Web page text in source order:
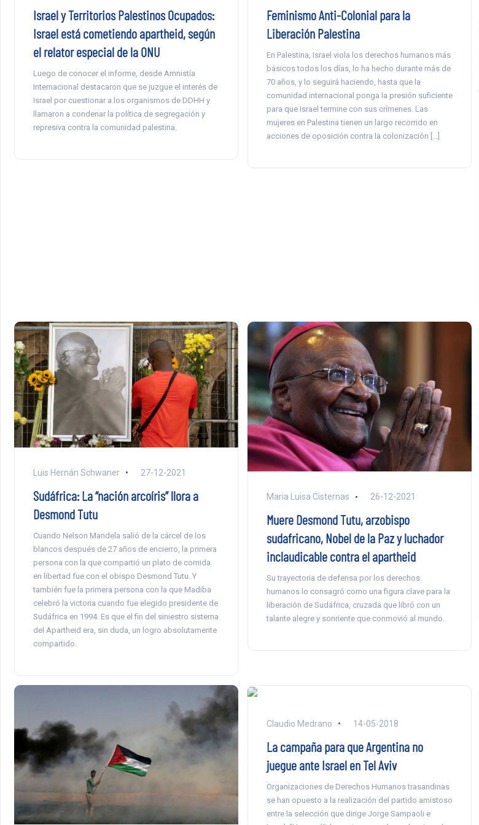
Israel y Territorios Palestinos Ocupados:
Israel está cometiendo apartheid, según
el relator especial de la ONU
Luego de conocer el informe, desde Amnistía
Internacional destacaron que se juzgue el interés de
Israel por cuestionar a los organismos de DDHH y
llamaron a condenar la política de segregación y
represiva contra la comunidad palestina.
Feminismo Anti-Colonial para la
Liberación Palestina
En Palestina, Israel viola los derechos humanos más
básicos todos los días, lo ha hecho durante más de
70 años, y lo seguirá haciendo, hasta que la
comunidad internacional ponga la presión suficiente
para que Israel termine con sus crímenes. Las
mujeres en Palestina tienen un largo recorrido en
acciones de oposición contra la colonización […]
Luis Hernán Schwaner 27-12-2021
Sudáfrica: La “nación arcoíris” llora a
Desmond Tutu
Cuando Nelson Mandela salió de la cárcel de los
blancos después de 27 años de encierro, la primera
persona con la que compartió un plato de comida
en libertad fue con el obispo Desmond Tutu. Y
también fue la primera persona con la que Madiba
celebró la victoria cuando fue elegido presidente de
Sudáfrica en 1994. Es que el fin del siniestro sistema
del Apartheid era, sin duda, un logro absolutamente
compartido.
Maria Luisa Cisternas 26-12-2021
Muere Desmond Tutu, arzobispo
sudafricano, Nobel de la Paz y luchador
inclaudicable contra el apartheid
Su trayectoria de defensa por los derechos
humanos lo consagró como una figura clave para la
liberación de Sudáfrica, cruzada que libró con un
talante alegre y sonriente que conmovió al mundo.
Claudio Medrano 14-05-2018
La campaña para que Argentina no
juegue ante Israel en Tel Aviv
Organizaciones de Derechos Humanos trasandinas
se han opuesto a la realización del partido amistoso
entre la selección que dirige Jorge Sampaoli e